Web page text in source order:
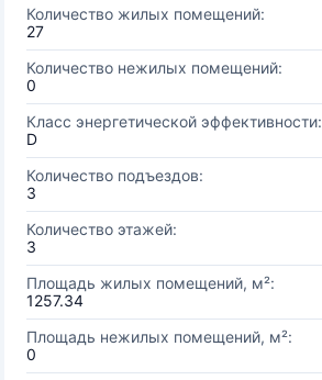
Количество жилых помещений:
27
Количество нежилых помещений:
0
Класс энергетической эффективности:
D
Количество подъездов:
3
Количество этажей:
3
Площадь жилых помещений, м²:
1257.34
Площадь нежилых помещений, м²:
0